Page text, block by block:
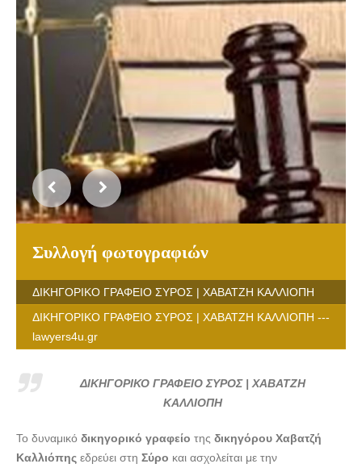
Συλλογή φωτογραφιών
ΔΙΚΗΓΟΡΙΚΟ ΓΡΑΦΕΙΟ ΣΥΡΟΣ | ΧΑΒΑΤΖΗ ΚΑΛΛΙΟΠΗ
ΔΙΚΗΓΟΡΙΚΟ ΓΡΑΦΕΙΟ ΣΥΡΟΣ | ΧΑΒΑΤΖΗ ΚΑΛΛΙΟΠΗ ---
lawyers4u.gr
ΔΙΚΗΓΟΡΙΚΟ ΓΡΑΦΕΙΟ ΣΥΡΟΣ | ΧΑΒΑΤΖΗ
ΚΑΛΛΙΟΠΗ
Το δυναμικό δικηγορικό γραφείο της δικηγόρου Χαβατζή
Καλλιόπης εδρεύει στη Σύρο και ασχολείται με την